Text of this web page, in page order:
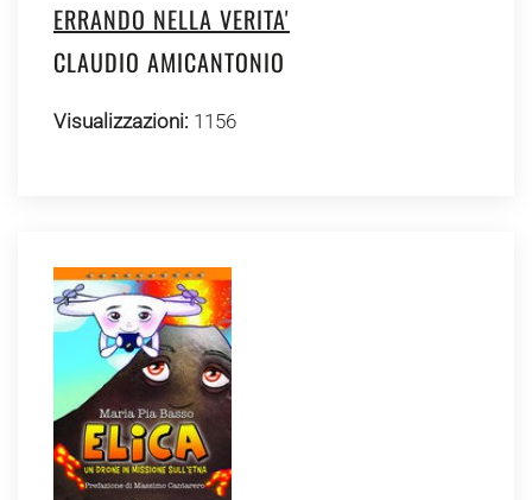
ERRANDO NELLA VERITA'
CLAUDIO AMICANTONIO
Visualizzazioni: 1156